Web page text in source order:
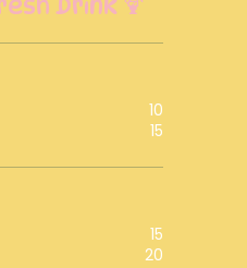
10
15
15
20